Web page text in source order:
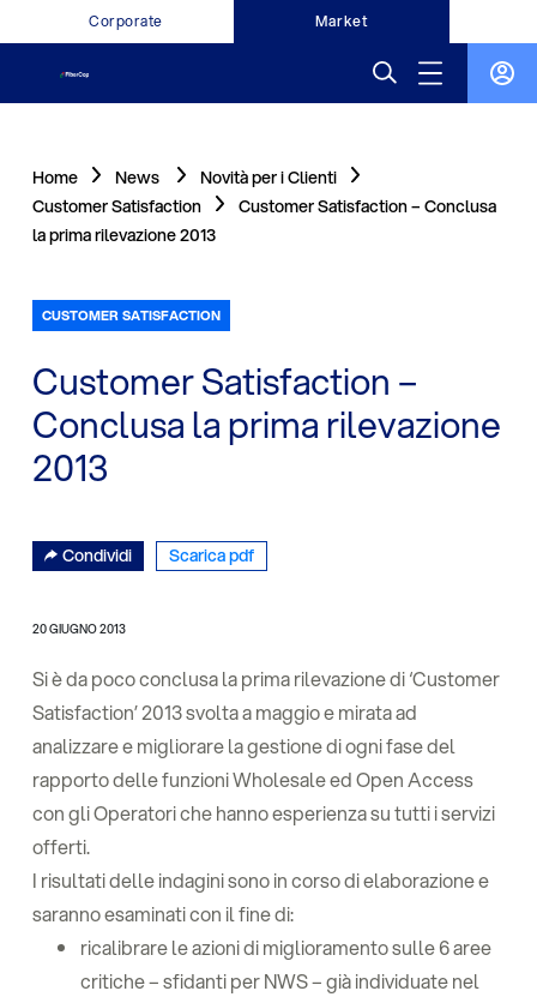
Corporate Market
Home News
Novità per i Clienti
Customer Satisfaction
Customer Satisfaction – Conclusa
la prima rilevazione 2013
CUSTOMER SATISFACTION
Customer Satisfaction –
Conclusa la prima rilevazione
2013
Condividi Scarica pdf
20 GIUGNO 2013
Si è da poco conclusa la prima rilevazione di ‘Customer
Satisfaction’ 2013 svolta a maggio e mirata ad
analizzare e migliorare la gestione di ogni fase del
rapporto delle funzioni Wholesale ed Open Access
con gli Operatori che hanno esperienza su tutti i servizi
offerti.
I risultati delle indagini sono in corso di elaborazione e
saranno esaminati con il fine di:
ricalibrare le azioni di miglioramento sulle 6 aree
critiche – sfidanti per NWS – già individuate nel